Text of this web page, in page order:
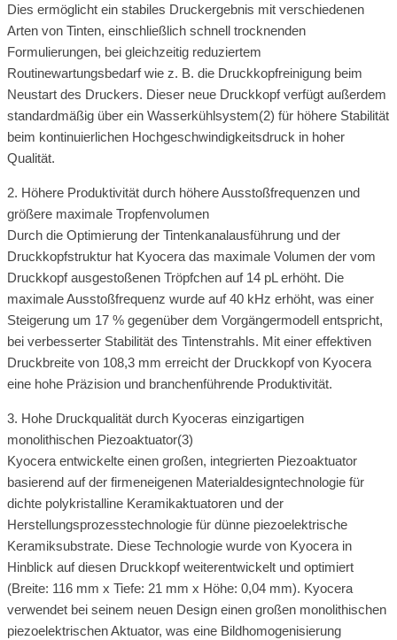
Dies ermöglicht ein stabiles Druckergebnis mit verschiedenen
Arten von Tinten, einschließlich schnell trocknenden
Formulierungen, bei gleichzeitig reduziertem
Routinewartungsbedarf wie z. B. die Druckkopfreinigung beim
Neustart des Druckers. Dieser neue Druckkopf verfügt außerdem
standardmäßig über ein Wasserkühlsystem(2) für höhere Stabilität
beim kontinuierlichen Hochgeschwindigkeitsdruck in hoher
Qualität.
2. Höhere Produktivität durch höhere Ausstoßfrequenzen und
größere maximale Tropfenvolumen
Durch die Optimierung der Tintenkanalausführung und der
Druckkopfstruktur hat Kyocera das maximale Volumen der vom
Druckkopf ausgestoßenen Tröpfchen auf 14 pL erhöht. Die
maximale Ausstoßfrequenz wurde auf 40 kHz erhöht, was einer
Steigerung um 17 % gegenüber dem Vorgängermodell entspricht,
bei verbesserter Stabilität des Tintenstrahls. Mit einer effektiven
Druckbreite von 108,3 mm erreicht der Druckkopf von Kyocera
eine hohe Präzision und branchenführende Produktivität.
3. Hohe Druckqualität durch Kyoceras einzigartigen
monolithischen Piezoaktuator(3)
Kyocera entwickelte einen großen, integrierten Piezoaktuator
basierend auf der firmeneigenen Materialdesigntechnologie für
dichte polykristalline Keramikaktuatoren und der
Herstellungsprozesstechnologie für dünne piezoelektrische
Keramiksubstrate. Diese Technologie wurde von Kyocera in
Hinblick auf diesen Druckkopf weiterentwickelt und optimiert
(Breite: 116 mm x Tiefe: 21 mm x Höhe: 0,04 mm). Kyocera
verwendet bei seinem neuen Design einen großen monolithischen
piezoelektrischen Aktuator, was eine Bildhomogenisierung